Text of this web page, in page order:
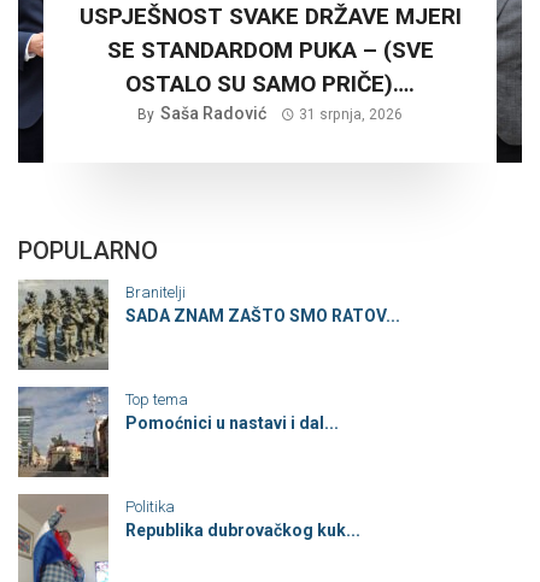
USPJEŠNOST SVAKE DRŽAVE MJERI
SE STANDARDOM PUKA – (SVE
OSTALO SU SAMO PRIČE)….
By Saša Radović 31 srpnja, 2026
POPULARNO
Branitelji
SADA ZNAM ZAŠTO SMO RATOV...
Top tema
Pomoćnici u nastavi i dal...
Politika
Republika dubrovačkog kuk...